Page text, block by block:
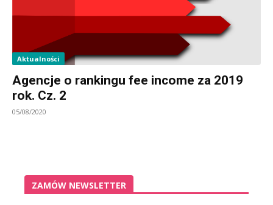
Aktualności
Agencje o rankingu fee income za 2019
rok. Cz. 2
05/08/2020
ZAMÓW NEWSLETTER